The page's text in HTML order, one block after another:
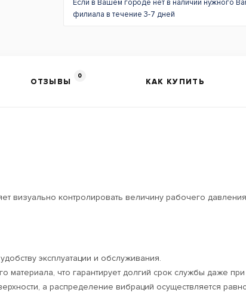
Если в Вашем городе нет в наличии нужного
филиала в течение 3-7 дней
ОТЗЫВЫ
0
КАК КУПИТЬ
визуально контролировать величину рабочего
эксплуатации и обслуживания.
что гарантирует долгий срок службы даже при
а распределение вибраций осуществляется